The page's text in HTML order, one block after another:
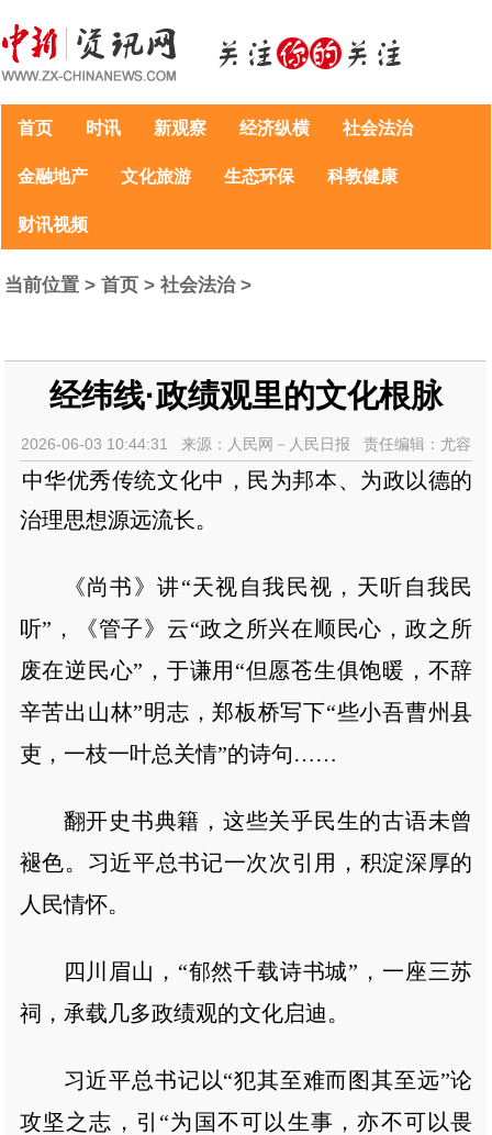
首页 时讯 新观察 经济纵横 社会法治
金融地产 文化旅游 生态环保 科教健康
财讯视频
当前位置 >首页 >社会法治>
经纬线·政绩观里的文化根脉
2026-06-03 10:44:31 来源：人民网－人民日报 责任编辑：尤容
中华优秀传统文化中，民为邦本、为政以德的
治理思想源远流长。
《尚书》讲“天视自我民视，天听自我民
听”，《管子》云“政之所兴在顺民心，政之所
废在逆民心”，于谦用“但愿苍生俱饱暖，不辞
辛苦出山林”明志，郑板桥写下“些小吾曹州县
吏，一枝一叶总关情”的诗句……
翻开史书典籍，这些关乎民生的古语未曾
褪色。习近平总书记一次次引用，积淀深厚的
人民情怀。
四川眉山，“郁然千载诗书城”，一座三苏
祠，承载几多政绩观的文化启迪。
习近平总书记以“犯其至难而图其至远”论
攻坚之志，引“为国不可以生事，亦不可以畏